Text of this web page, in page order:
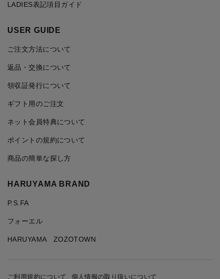
LADIES表記項目ガイド
USER GUIDE
ご注文方法について
返品・交換について
領収証発行について
ギフト用のご注文
ネット会員特典について
ポイントの規約について
商品の簡単な探し方
HARUYAMA BRAND
P.S.FA
フォーエル
HARUYAMA ZOZOTOWN
ご利用規約について 個人情報の取り扱いについて